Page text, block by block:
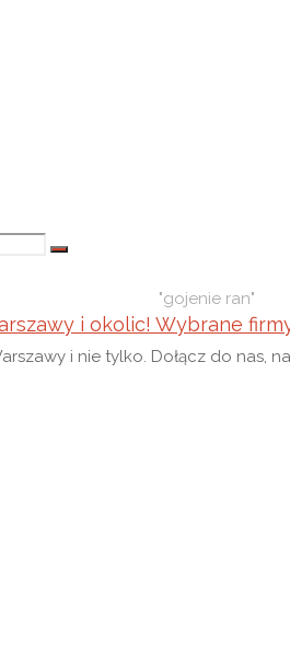
Szukaj
i okolic! Wybrane
i nie tylko. Dołącz do nas,
"gojenie ran"